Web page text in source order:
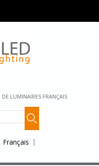
LUMINAIRES FRANÇAIS
Français